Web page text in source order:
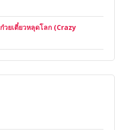
ก๋วยเตี๋ยวหลุดโลก (Crazy